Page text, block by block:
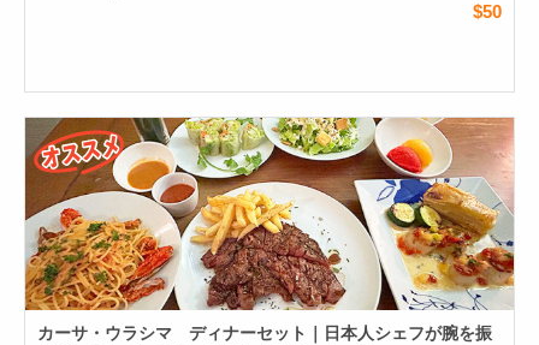
$50
カーサ・ウラシマ ディナーセット｜日本人シェフが腕を振